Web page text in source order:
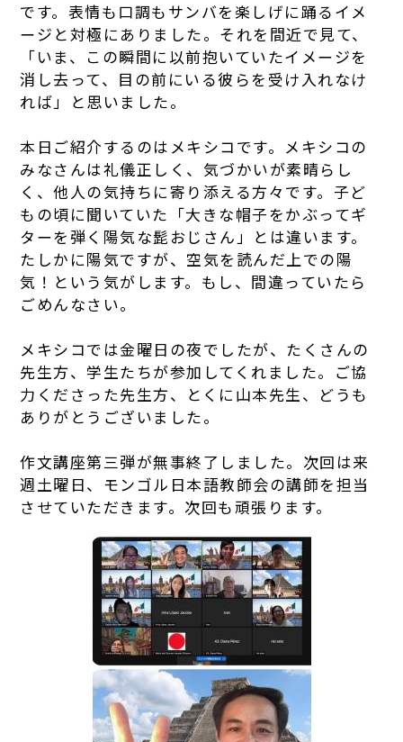
です。表情も口調もサンバを楽しげに踊るイメ
ージと対極にありました。それを間近で見て、
「いま、この瞬間に以前抱いていたイメージを
消し去って、目の前にいる彼らを受け入れなけ
れば」と思いました。
本日ご紹介するのはメキシコです。メキシコの
みなさんは礼儀正しく、気づかいが素晴らし
く、他人の気持ちに寄り添える方々です。子ど
もの頃に聞いていた「大きな帽子をかぶってギ
ターを弾く陽気な髭おじさん」とは違います。
たしかに陽気ですが、空気を読んだ上での陽
気！という気がします。もし、間違っていたら
ごめんなさい。
メキシコでは金曜日の夜でしたが、たくさんの
先生方、学生たちが参加してくれました。ご協
力くださった先生方、とくに山本先生、どうも
ありがとうございました。
作文講座第三弾が無事終了しました。次回は来
週土曜日、モンゴル日本語教師会の講師を担当
させていただきます。次回も頑張ります。